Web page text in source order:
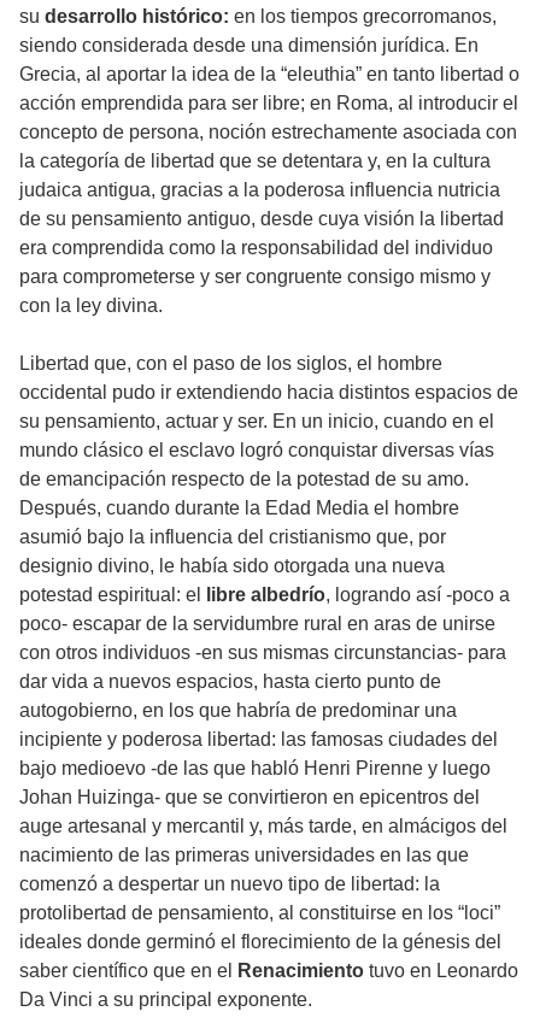
su desarrollo histórico: en los tiempos grecorromanos,
siendo considerada desde una dimensión jurídica. En
Grecia, al aportar la idea de la “eleuthia” en tanto libertad o
acción emprendida para ser libre; en Roma, al introducir el
concepto de persona, noción estrechamente asociada con
la categoría de libertad que se detentara y, en la cultura
judaica antigua, gracias a la poderosa influencia nutricia
de su pensamiento antiguo, desde cuya visión la libertad
era comprendida como la responsabilidad del individuo
para comprometerse y ser congruente consigo mismo y
con la ley divina.
Libertad que, con el paso de los siglos, el hombre
occidental pudo ir extendiendo hacia distintos espacios de
su pensamiento, actuar y ser. En un inicio, cuando en el
mundo clásico el esclavo logró conquistar diversas vías
de emancipación respecto de la potestad de su amo.
Después, cuando durante la Edad Media el hombre
asumió bajo la influencia del cristianismo que, por
designio divino, le había sido otorgada una nueva
potestad espiritual: el
libre albedrío, logrando así -poco a
poco- escapar de la servidumbre rural en aras de unirse
con otros individuos -en sus mismas circunstancias- para
dar vida a nuevos espacios, hasta cierto punto de
autogobierno, en los que habría de predominar una
incipiente y poderosa libertad: las famosas ciudades del
bajo medioevo -de las que habló Henri Pirenne y luego
Johan Huizinga- que se convirtieron en epicentros del
auge artesanal y mercantil y, más tarde, en almácigos del
nacimiento de las primeras universidades en las que
comenzó a despertar un nuevo tipo de libertad: la
protolibertad de pensamiento, al constituirse en los “loci”
ideales donde germinó el florecimiento de la génesis del
saber científico que en el
Renacimiento tuvo en Leonardo
Da Vinci a su principal exponente.